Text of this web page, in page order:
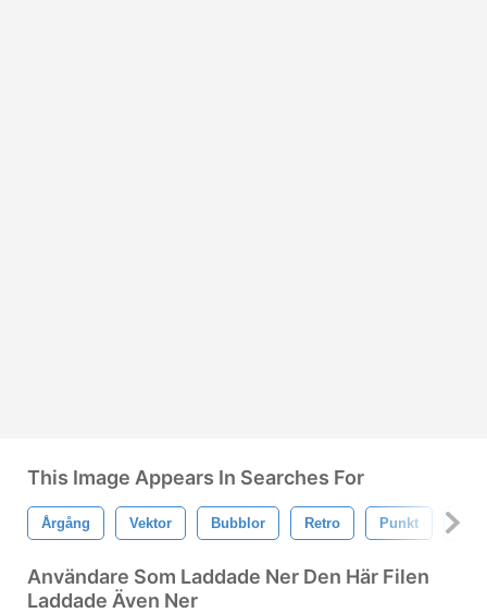
This Image Appears In Searches For
Årgång Vektor Bubblor Retro Punkt
Användare Som Laddade Ner Den Här Filen
Laddade Även Ner